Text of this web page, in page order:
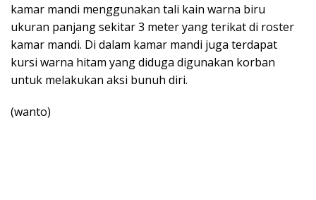
kamar mandi menggunakan tali kain warna biru
ukuran panjang sekitar 3 meter yang terikat di roster
kamar mandi. Di dalam kamar mandi juga terdapat
kursi warna hitam yang diduga digunakan korban
untuk melakukan aksi bunuh diri.
(wanto)